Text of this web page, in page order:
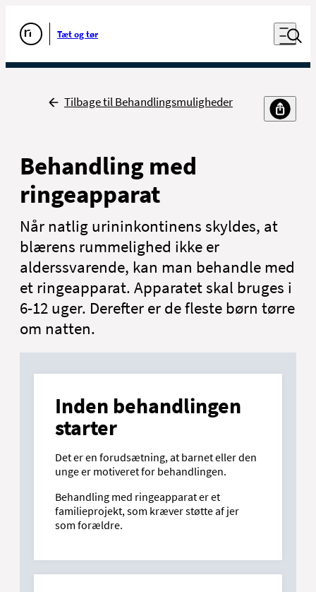
Gå til forsiden
Tæt og tør
Åben
Udfør søgning
Tilbage
Tilbage til Behandlingsmuligheder
Behandling med
ringeapparat
Når natlig urininkontinens skyldes, at
blærens rummelighed ikke er
alderssvarende, kan man behandle med
et ringeapparat. Apparatet skal bruges i
6-12 uger. Derefter er de fleste børn tørre
om natten.
Inden behandlingen
starter
Det er en forudsætning, at barnet eller den
unge er motiveret for behandlingen.
Behandling med ringeapparat er et
familieprojekt, som kræver støtte af jer
som forældre.